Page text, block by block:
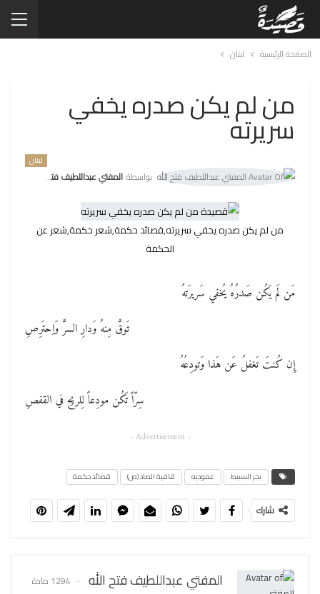
الصفحة الرئيسية لبنان
من لم يكن صدره يخفي
سريرته
لبنان
بواسطة المفتي عبداللطيف فتح الله
من لم يكن صدره يخفي سريرته,قصائد حكمة,شعر حكمة,شعر عن
الحكمة
مَن لَم يَكُن صَدرُهُ يُخفي سَريرَتهُ
تَوقَّ مِنهُ وَدارِ السرَّ وَاِحتَرِصِ
إِن كُنتَ تَغفلُ عَن هَذا وَتودِعُهُ
سِرّاً تَكُن مودِعاً لِلريحِ في القفصِ
- Advertisement -
بحر البسيط عموديه قافية الصاد (ص) قصائد حكمة
شارك
المفتي عبداللطيف فتح الله 1294 مادة